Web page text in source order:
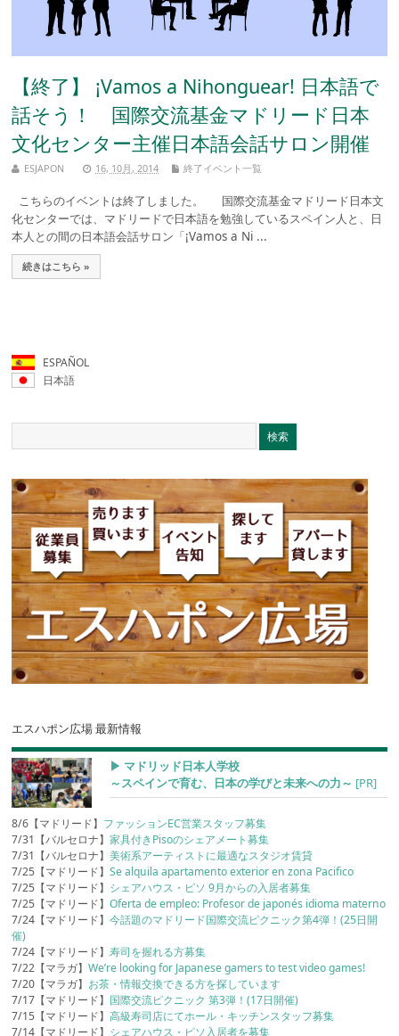
【終了】 ¡Vamos a Nihonguear! 日本語で
話そう！ 国際交流基金マドリード日本
文化センター主催日本語会話サロン開催
ESJAPON 16, 10月, 2014 終了イベント一覧
こちらのイベントは終了しました。 国際交流基金マドリード日本文
化センターでは、マドリードで日本語を勉強しているスペイン人と、日
本人との間の日本語会話サロン「¡Vamos a Ni ...
続きはこちら »
ESPAÑOL
日本語
エスハポン広場 最新情報
▶︎ マドリッド日本人学校
～スペインで育む、日本の学びと未来への力～ [PR]
8/6【マドリード】 ファッションEC営業スタッフ募集
7/31【バルセロナ】家具付きPisoのシェアメート募集
7/31【バルセロナ】美術系アーティストに最適なスタジオ賃貸
7/25【マドリード】Se alquila apartamento exterior en zona Pacifico
7/25【マドリード】 シェアハウス・ピソ 9月からの入居者募集
7/25【マドリード】Oferta de empleo: Profesor de japonés idioma materno
7/24【マドリード】今話題のマドリード国際交流ピクニック第4弾！(25日開
催)
7/24【マドリード】寿司を握れる方募集
7/22【マラガ】We’re looking for Japanese gamers to test video games!
7/20【マラガ】 お茶・情報交換できる方を探しています
7/17【マドリード】 国際交流ピクニック 第3弾！(17日開催)
7/15【マドリード】高級寿司店にてホール・キッチンスタッフ募集
7/14【マドリード】 シェアハウス・ピソ入居者を募集